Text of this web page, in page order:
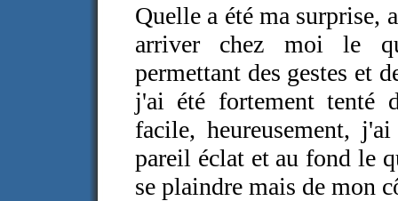
Quelle a été ma surprise,
arriver chez moi le
permettant des gestes et
j'ai été fortement tenté
facile, heureusement,
pareil éclat et au fond le
se plaindre mais de mon